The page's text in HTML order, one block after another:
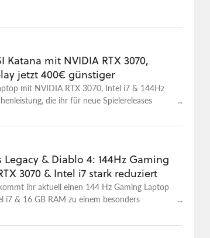
mit NVIDIA RTX 3070,
jetzt 400€ günstiger
mit NVIDIA RTX 3070, Intel i7 & 144Hz
die ihr für neue Spielereleases
& Diablo 4: 144Hz Gaming
3070 & Intel i7 stark reduziert
ihr aktuell einen 144 Hz Gaming Laptop
i7 & 16 GB RAM zu einem besonders